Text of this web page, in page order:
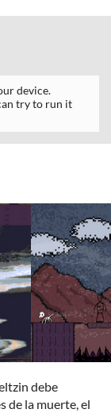
device.
try to run it
debe
de la muerte, el